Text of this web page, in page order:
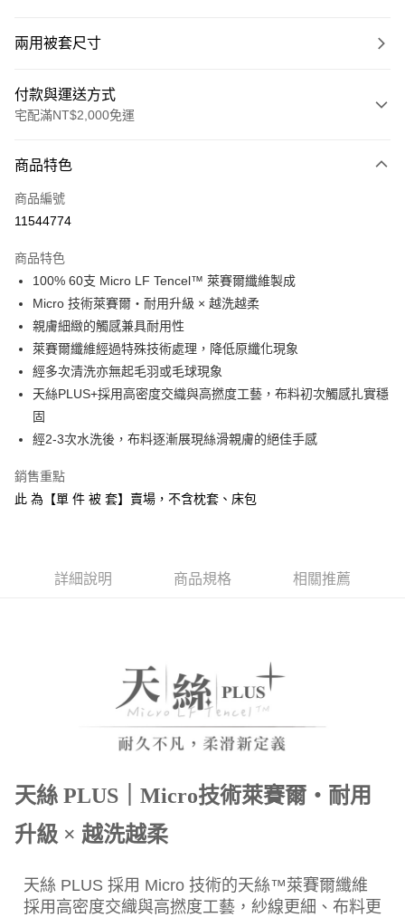
兩用被套尺寸
付款與運送方式
宅配滿NT$2,000免運
信用卡一次付款
信用卡分期付款
合作金庫商業銀行
華南商業銀行
彰化商業銀行
上海商業儲蓄銀行
台北富邦商業銀行
國泰世華商業銀行
臺灣中小企業銀行
台中商業銀行
匯豐（台灣）商業銀行
聯邦商業銀行
元大商業銀行
永豐商業銀行
玉山商業銀行
台新國際商業銀行
中國信託商業銀行
6 期 0 利率 每期
華南商業銀行
彰化商業銀行
上海商業儲蓄銀行
國泰世華商業銀行
兆豐國際商業銀行
臺灣中小企業銀行
台中商業銀行
匯豐（台灣）商業銀行
華泰商業銀行
元大商業銀行
玉山商業銀行
星展（台灣）商業銀行
台灣樂天信用卡公司
LINE Pay
Apple Pay
悠遊付
Google Pay
全盈+PAY
商品特色
商品編號
11544774
商品特色
100% 60支 Micro LF Tencel™ 萊賽爾纖維製成
Micro 技術萊賽爾・耐用升級 × 越洗越柔
親膚細緻的觸感兼具耐用性
萊賽爾纖維經過特殊技術處理，降低原纖化現象
經多次清洗亦無起毛羽或毛球現象
天絲PLUS+採用高密度交織與高撚度工藝，布料初次觸感扎實穩
固
經2-3次水洗後，布料逐漸展現絲滑親膚的絕佳手感
銷售重點
此 為【單 件 被 套】賣場，不含枕套、床包
詳細說明 商品規格 相關推薦
天絲 PLUS｜Micro技術萊賽爾・耐用
升級 × 越洗越柔
天絲 PLUS 採用 Micro 技術的天絲™萊賽爾纖維
採用高密度交織與高撚度工藝，紗線更細、布料更